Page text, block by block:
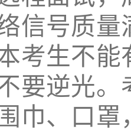
信号质
考生不
要逆光
巾、口